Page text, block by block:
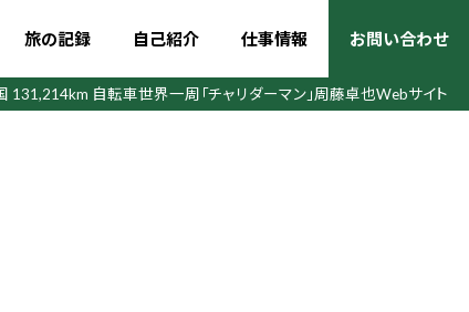
旅の記録 自己紹介 仕事情報 お問い合わせ
131,214km 自転車世界一周 「チャリダーマン」周藤卓也Webサイト